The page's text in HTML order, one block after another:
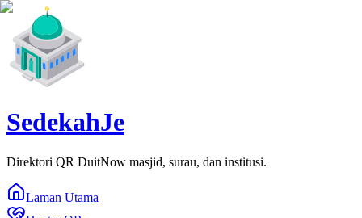
SedekahJe
Direktori QR DuitNow masjid, surau, dan institusi.
Laman Utama